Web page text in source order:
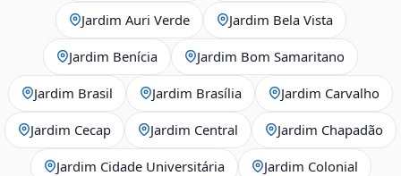
Jardim Auri Verde Jardim Bela Vista
Jardim Benícia Jardim Bom Samaritano
Jardim Brasil Jardim Brasília Jardim Carvalho
Jardim Cecap Jardim Central Jardim Chapadão
Jardim Cidade Universitária Jardim Colonial